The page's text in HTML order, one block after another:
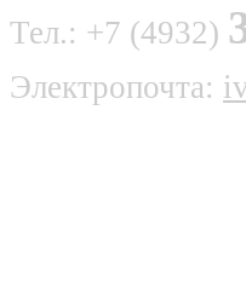
Тел.: +7 (4932)
Электропочта: